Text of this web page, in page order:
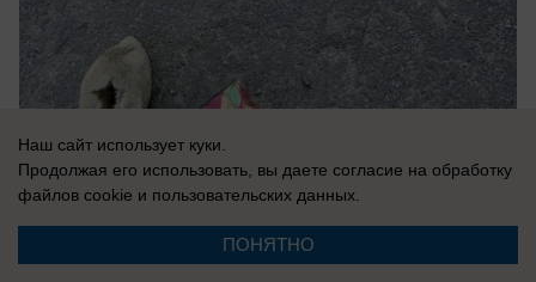
07.08.2026 0
Наш сайт использует куки.
Продолжая его использовать, вы даете согласие на обработку
файлов cookie и пользовательских данных.
ПОНЯТНО